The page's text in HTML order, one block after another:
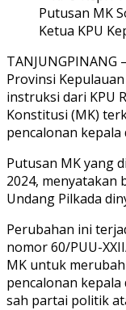
Ketua KPU
TANJUNGPINANG
Provinsi
instruksi dari KPU
Konstitusi (MK)
pencalonan kepala
Putusan MK yang
2024, menyatakan
Undang Pilkada
Perubahan ini
nomor 60/PUU-
MK untuk
pencalonan
sah partai politik